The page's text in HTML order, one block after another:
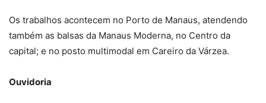
Os trabalhos acontecem no Porto de Manaus, atendendo
também as balsas da Manaus Moderna, no Centro da
capital; e no posto multimodal em Careiro da Várzea.
Ouvidoria